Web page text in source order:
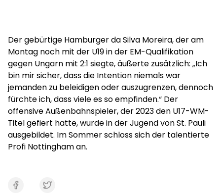
Der gebürtige Hamburger da Silva Moreira, der am
Montag noch mit der U19 in der EM-Qualifikation
gegen Ungarn mit 2:1 siegte, äußerte zusätzlich: „Ich
bin mir sicher, dass die Intention niemals war
jemanden zu beleidigen oder auszugrenzen, dennoch
fürchte ich, dass viele es so empfinden.“ Der
offensive Außenbahnspieler, der 2023 den U17-WM-
Titel gefiert hatte, wurde in der Jugend von St. Pauli
ausgebildet. Im Sommer schloss sich der talentierte
Profi Nottingham an.